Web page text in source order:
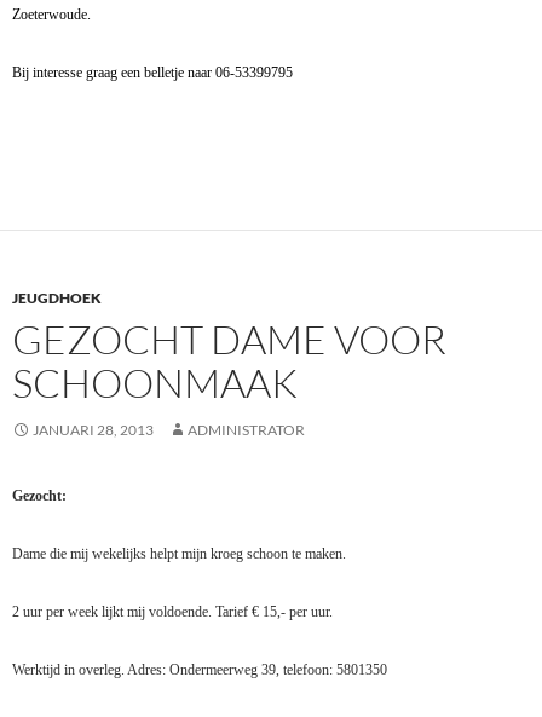
Zoeterwoude.
Bij interesse graag een belletje naar 06-53399795
JEUGDHOEK
GEZOCHT DAME VOOR
SCHOONMAAK
JANUARI 28, 2013 ADMINISTRATOR
Gezocht:
Dame die mij wekelijks helpt mijn kroeg schoon te maken.
2 uur per week lijkt mij voldoende. Tarief € 15,- per uur.
Werktijd in overleg. Adres: Ondermeerweg 39, telefoon: 5801350